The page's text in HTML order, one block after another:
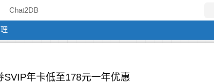
Chat2DB
年卡低至178元一年优惠